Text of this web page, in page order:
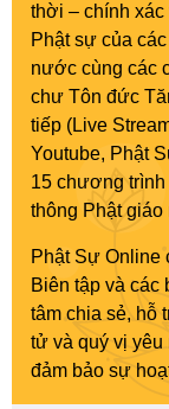
thời – chính xác
Phật sự của
nước cùng các
chư Tôn đức
tiếp (Live
Youtube, Phật
15 chương trình
thông Phật
Phật Sự Online
Biên tập và các
tâm chia sẻ, hỗ
tử và quý vị
đảm bảo sự